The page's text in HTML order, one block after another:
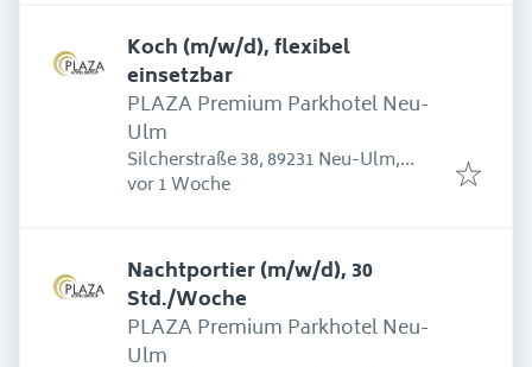
Koch (m/w/d), flexibel
einsetzbar
PLAZA Premium Parkhotel Neu-
Ulm
Silcherstraße 38, 89231 Neu-Ulm,
Deutschland
Erschienen:
vor 1 Woche
Nachtportier (m/w/d), 30
Std./Woche
PLAZA Premium Parkhotel Neu-
Ulm